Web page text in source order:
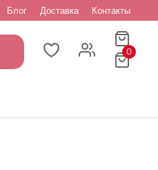
Блог Доставка Контакты
0